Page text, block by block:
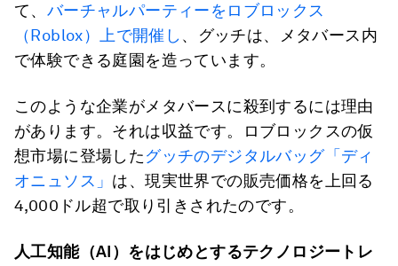
て、 バーチャルパーティーをロブロックス
（Roblox）上で開催し 、グッチは、メタバース内
で体験できる庭園を造っています。
このような企業がメタバースに殺到するには理由
があります。それは収益です。ロブロックスの仮
想市場に登場したグッチのデジタルバッグ「ディ
オニュソス」 は、現実世界での販売価格を上回る
4,000ドル超で取り引きされたのです。
人工知能（AI）をはじめとするテクノロジートレ